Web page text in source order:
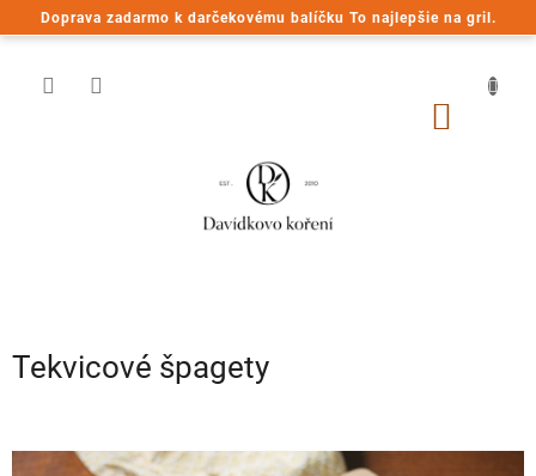
Doprava zadarmo k darčekovému balíčku To najlepšie na gril.
Prejsť
na
Tekvicové špagety